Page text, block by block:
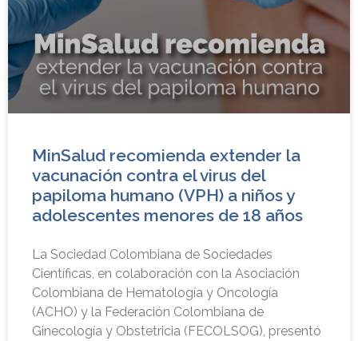
MinSalud recomienda extender la
vacunación contra el virus del
papiloma humano (VPH) a niños y
adolescentes menores de 18 años
La Sociedad Colombiana de Sociedades
Científicas, en colaboración con la Asociación
Colombiana de Hematología y Oncología
(ACHO) y la Federación Colombiana de
Ginecología y Obstetricia (FECOLSOG), presentó